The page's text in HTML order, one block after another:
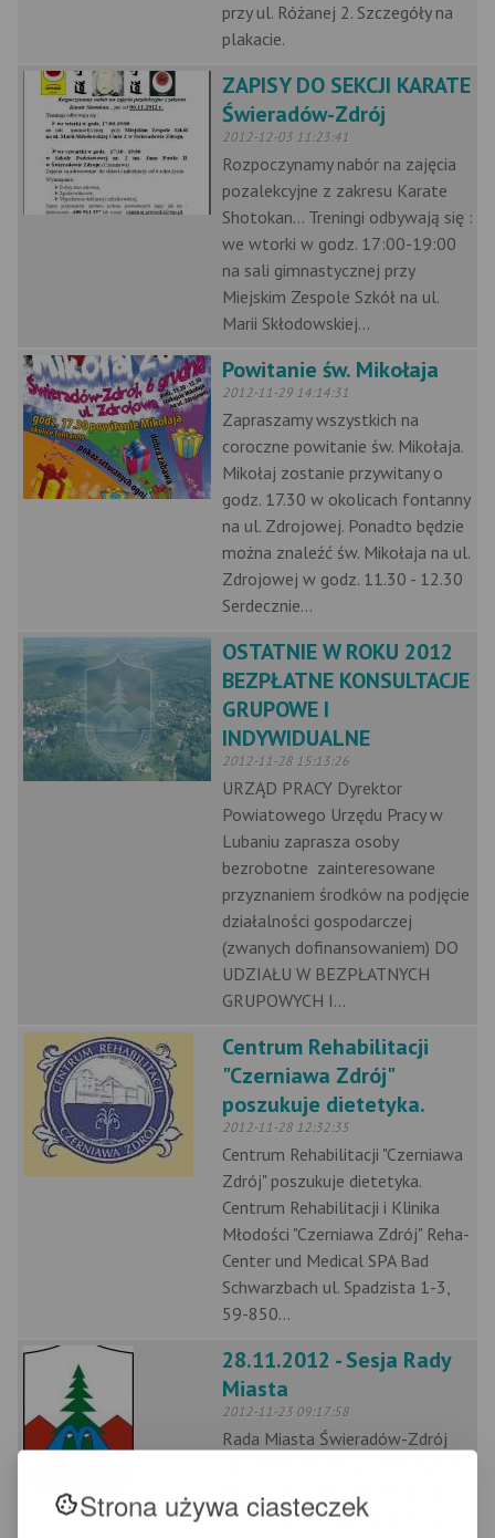
Strona używa ciasteczek
przy ul. Różanej 2. Szczegóły na
plakacie.
ZAPISY DO SEKCJI KARATE
Świeradów-Zdrój
2012-12-03 11:23:41
Rozpoczynamy nabór na zajęcia
pozalekcyjne z zakresu Karate
Shotokan... Treningi odbywają się :
we wtorki w godz. 17:00-19:00
na sali gimnastycznej przy
Miejskim Zespole Szkół na ul.
Marii Skłodowskiej...
Powitanie św. Mikołaja
2012-11-29 14:14:31
Zapraszamy wszystkich na
coroczne powitanie św. Mikołaja.
Mikołaj zostanie przywitany o
godz. 17.30 w okolicach fontanny
na ul. Zdrojowej. Ponadto będzie
można znaleźć św. Mikołaja na ul.
Zdrojowej w godz. 11.30 - 12.30
Serdecznie...
OSTATNIE W ROKU 2012
BEZPŁATNE KONSULTACJE
GRUPOWE I
INDYWIDUALNE
2012-11-28 15:13:26
URZĄD PRACY Dyrektor
Powiatowego Urzędu Pracy w
Lubaniu zaprasza osoby
bezrobotne zainteresowane
przyznaniem środków na podjęcie
działalności gospodarczej
(zwanych dofinansowaniem) DO
UDZIAŁU W BEZPŁATNYCH
GRUPOWYCH I...
Centrum Rehabilitacji
"Czerniawa Zdrój"
poszukuje dietetyka.
2012-11-28 12:32:35
Centrum Rehabilitacji "Czerniawa
Zdrój" poszukuje dietetyka.
Centrum Rehabilitacji i Klinika
Młodości "Czerniawa Zdrój" Reha-
Center und Medical SPA Bad
Schwarzbach ul. Spadzista 1-3,
59-850...
28.11.2012 - Sesja Rady
Miasta
2012-11-23 09:17:58
Rada Miasta Świeradów-Zdrój
miasta, że w dniu 28 listopada
2012 roku (środa) odbędzie się